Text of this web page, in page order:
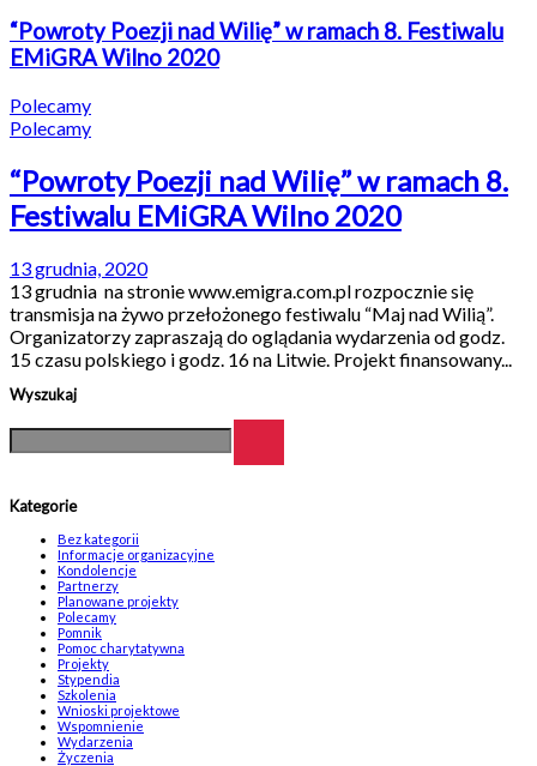
“Powroty Poezji nad Wilię” w ramach 8. Festiwalu
EMiGRA Wilno 2020
Polecamy
Polecamy
“Powroty Poezji nad Wilię” w ramach 8.
Festiwalu EMiGRA Wilno 2020
13 grudnia, 2020
13 grudnia na stronie www.emigra.com.pl rozpocznie się
transmisja na żywo przełożonego festiwalu “Maj nad Wilią”.
Organizatorzy zapraszają do oglądania wydarzenia od godz.
15 czasu polskiego i godz. 16 na Litwie. Projekt finansowany...
Wyszukaj
Kategorie
Bez kategorii
Informacje organizacyjne
Kondolencje
Partnerzy
Planowane projekty
Polecamy
Pomnik
Pomoc charytatywna
Projekty
Stypendia
Szkolenia
Wnioski projektowe
Wspomnienie
Wydarzenia
Życzenia